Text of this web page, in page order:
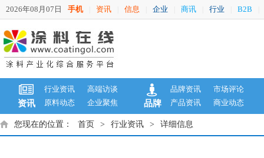
2026年08月07日 手机 资讯 信息 企业 商讯 行业 B2B
资讯
行业资讯
高端访谈
原料动态
企业聚焦 品牌
品牌资讯
市场评论
产品资讯
商业动态
您现在的位置： 首页 > 行业资讯 > 详细信息